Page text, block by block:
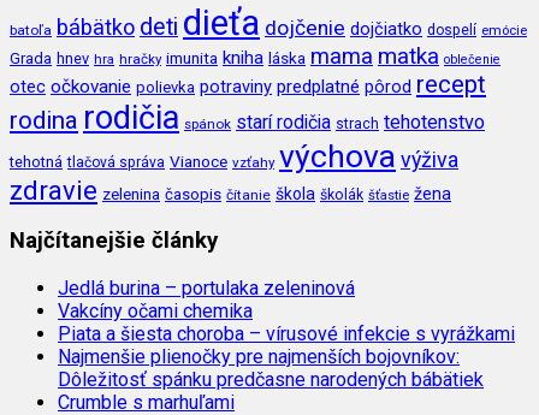
batoľa bábätko deti dieťa dojčenie dojčiatko dospelí emócie
Grada hnev hra hračky imunita kniha láska mama matka oblečenie
otec očkovanie polievka potraviny predplatné pôrod recept
rodina rodičia spánok starí rodičia strach tehotenstvo
tehotná tlačová správa Vianoce vzťahy výchova výživa
zdravie zelenina časopis čítanie škola školák šťastie žena
Najčítanejšie články
Jedlá burina – portulaka zeleninová
Vakcíny očami chemika
Piata a šiesta choroba – vírusové infekcie s vyrážkami
Najmenšie plienočky pre najmenších bojovníkov:
Dôležitosť spánku predčasne narodených bábätiek
Crumble s marhuľami